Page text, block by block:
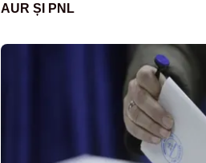
AUR ȘI PNL